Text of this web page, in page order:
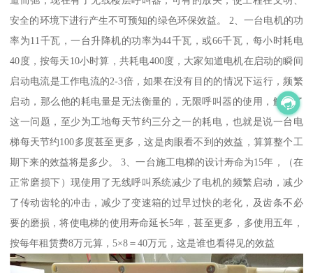
安全的环境下进行产生不可预知的绿色环保效益。 2、一台电机的功
率为11千瓦，一台升降机的功率为44千瓦，或66千瓦，每小时耗电
40度，按每天10小时算，共耗电400度，大家知道电机在启动的瞬间
启动电流是工作电流的2-3倍，如果在没有目的的情况下运行，频繁
启动，那么他的耗电量是无法衡量的，无限呼叫器的使用，解决了
这一问题，至少为工地每天节约三分之一的耗电，也就是说一台电
梯每天节约100多度甚至更多，这是肉眼看不到的效益，算算整个工
期下来的效益将是多少。 3、一台施工电梯的设计寿命为15年，（在
正常磨损下）现使用了无线呼叫系统减少了电机的频繁启动，减少
了传动齿轮的冲击，减少了变速箱的过早过快的老化，及齿条不必
要的磨损，将使电梯的使用寿命延长5年，甚至更多，多使用五年，
按每年租赁费8万元算，5×8＝40万元，这是谁也看得见的效益